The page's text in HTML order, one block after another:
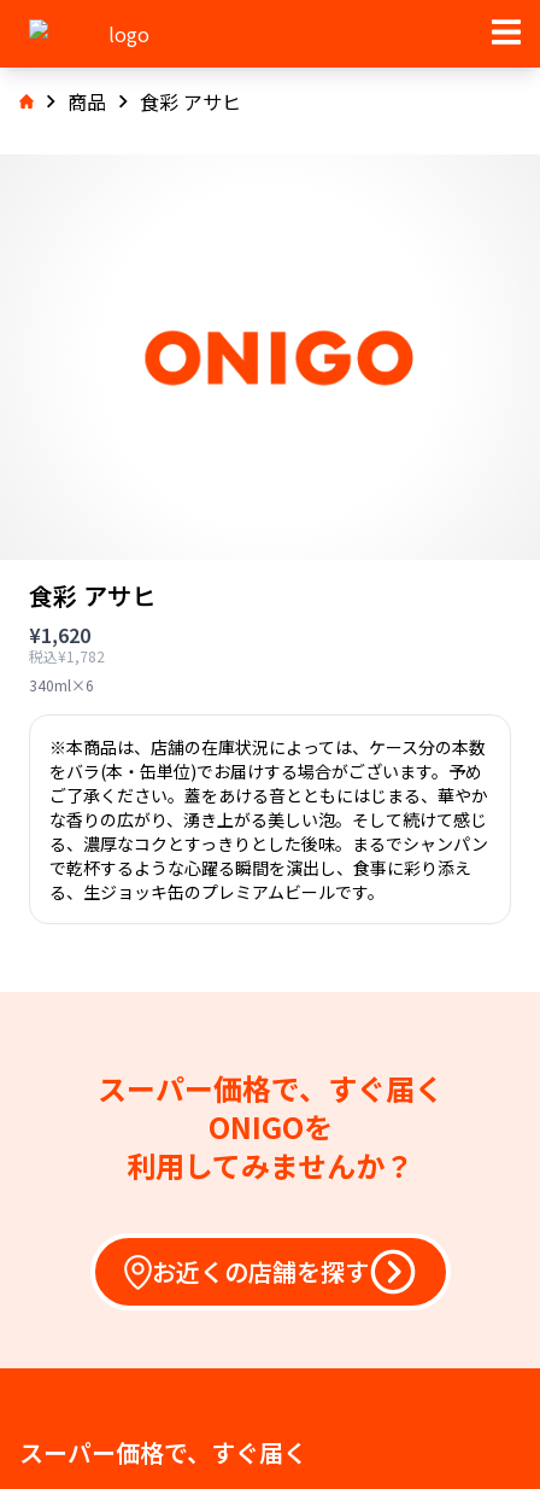
商品 食彩 アサヒ
食彩 アサヒ
¥1,620
税込¥1,782
340ml×6
※本商品は、店舗の在庫状況によっては、ケース分の本数
をバラ(本・缶単位)でお届けする場合がございます。予め
ご了承ください。蓋をあける音とともにはじまる、華やか
な香りの広がり、湧き上がる美しい泡。そして続けて感じ
る、濃厚なコクとすっきりとした後味。まるでシャンパン
で乾杯するような心躍る瞬間を演出し、食事に彩り添え
る、生ジョッキ缶のプレミアムビールです。
スーパー価格で、すぐ届く
ONIGOを
利用してみませんか？
お近くの店舗を探す
スーパー価格で、すぐ届く